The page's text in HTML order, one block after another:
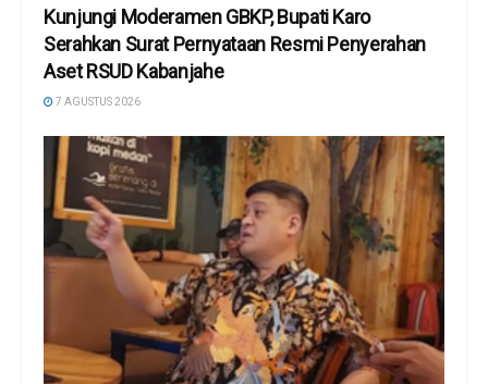
Kunjungi Moderamen GBKP, Bupati Karo
Serahkan Surat Pernyataan Resmi Penyerahan
Aset RSUD Kabanjahe
7 AGUSTUS 2026